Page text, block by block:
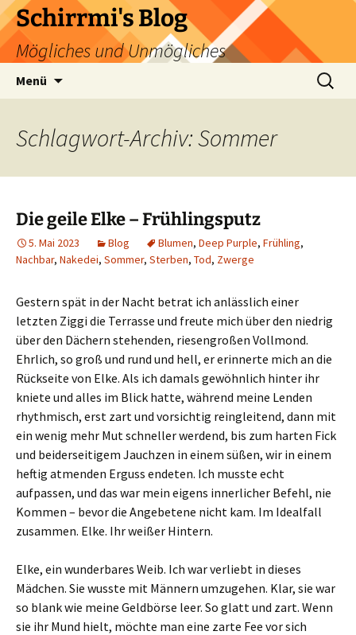
Zum
Inhalt
springen
Schirrmi's Blog
Mögliches und Unmögliches
Menü
Suchen
nach:
Schlagwort-Archiv: Sommer
Die geile Elke – Frühlingsputz
5. Mai 2023 Blog Blumen, Deep Purple, Frühling,
Nachbar, Nakedei, Sommer, Sterben, Tod, Zwerge
Gestern spät in der Nacht betrat ich anlässlich einer
letzten Ziggi die Terrasse und freute mich über den niedrig
über den Dächern stehenden, riesengroßen Vollmond.
Ehrlich, so groß und rund und hell, er erinnerte mich an die
Rückseite von Elke. Als ich damals gewöhnlich hinter ihr
kniete und alles im Blick hatte, während meine Lenden
rhythmisch, erst zart und vorsichtig reingleitend, dann mit
ein wenig mehr Mut schneller werdend, bis zum harten Fick
und beiderseitigem Jauchzen in einem süßen, wir in einem
heftig atmenden Erguss endeten. Ich musste echt
aufpassen, und das war mein eigens innerlicher Befehl, nie
Kommen – bevor die Angebetene nicht kam. Im Idealfall
zusammen. Elke. Ihr weißer Hintern.
Elke, ein wunderbares Weib. Ich war verliebt in dieses
Mädchen. Sie wusste mit Männern umzugehen. Klar, sie war
so blank wie meine Geldbörse leer. So glatt und zart. Wenn
sie ihr Mund hielt, möchte man eine zarte Fee vor sich